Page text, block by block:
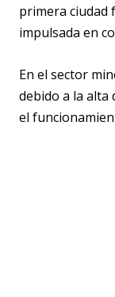
primera ciudad
impulsada en
En el sector
debido a la
el